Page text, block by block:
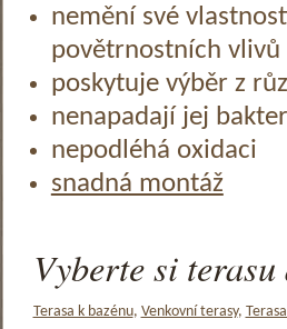
nemění své
povětrnostních vlivů
poskytuje výběr z
nenapadají jej
nepodléhá oxidaci
snadná montáž
Vyberte si
Terasa k bazénu, Venkovní terasy,